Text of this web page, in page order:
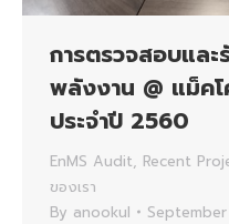
การตรวจสอบและ
พลังงาน @ แม็ค
ประจำปี 2560
EnMS Audit, Recent
ของเรา
By anookul September